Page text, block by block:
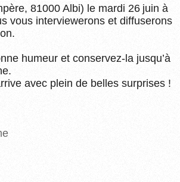
81000 Albi) le mardi 26 juin à
vous interviewerons et diffuserons
humeur et conservez-la jusqu’à
avec plein de belles surprises !